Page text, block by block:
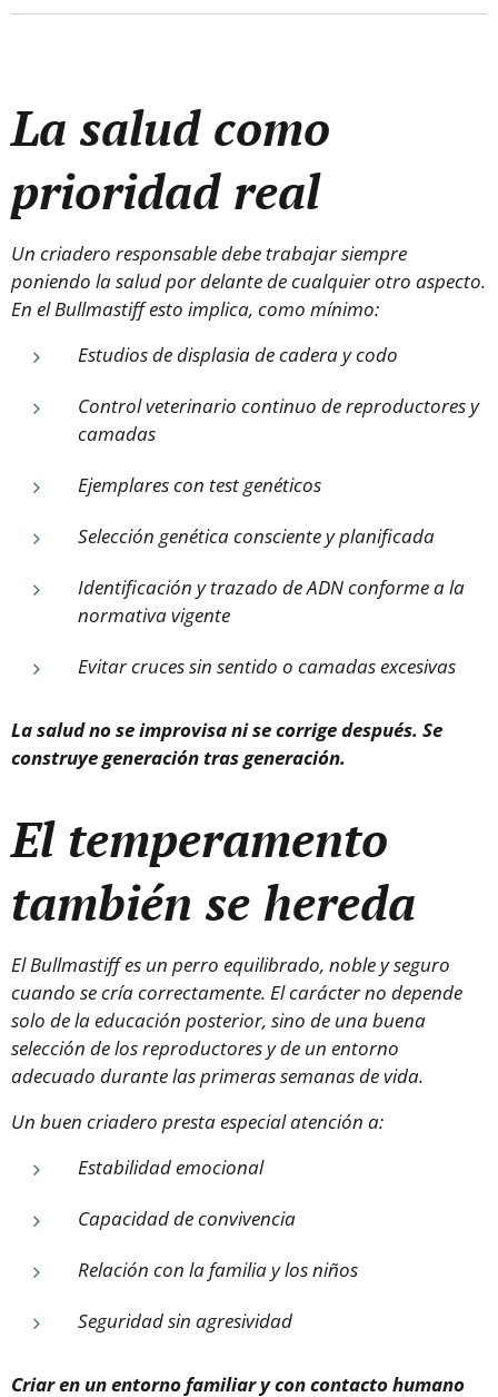
La salud como
prioridad real
Un criadero responsable debe trabajar siempre
poniendo la salud por delante de cualquier otro aspecto.
En el Bullmastiff esto implica, como mínimo:
Estudios de displasia de cadera y codo
Control veterinario continuo de reproductores y
camadas
Ejemplares con test genéticos
Selección genética consciente y planificada
Identificación y trazado de ADN conforme a la
normativa vigente
Evitar cruces sin sentido o camadas excesivas
La salud no se improvisa ni se corrige después. Se
construye generación tras generación.
El temperamento
también se hereda
El Bullmastiff es un perro equilibrado, noble y seguro
cuando se cría correctamente. El carácter no depende
solo de la educación posterior, sino de una buena
selección de los reproductores y de un entorno
adecuado durante las primeras semanas de vida.
Un buen criadero presta especial atención a:
Estabilidad emocional
Capacidad de convivencia
Relación con la familia y los niños
Seguridad sin agresividad
Criar en un entorno familiar y con contacto humano